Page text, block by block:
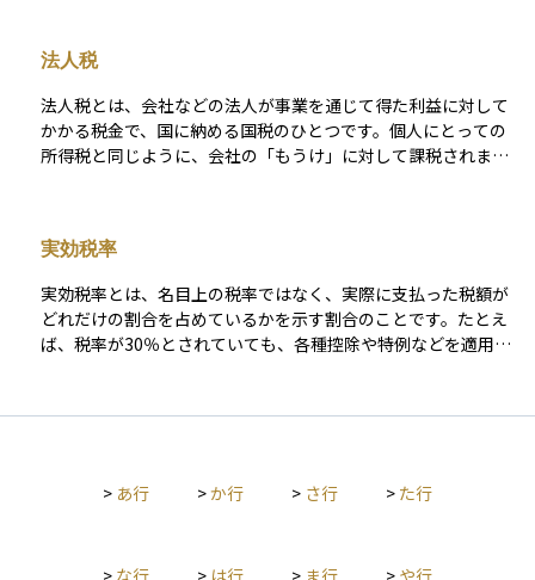
法人税
法人税とは、会社などの法人が事業を通じて得た利益に対して
かかる税金で、国に納める国税のひとつです。個人にとっての
所得税と同じように、会社の「もうけ」に対して課税されま
を計算し、決算後に確定申告をして納める「申告納税方式」で
す。利益が出ていない赤字の年でも、申告手続きは必要です。
税率は利益の大きさによって異なり、たとえば中小企業の場
合、課税所得800万円までは軽減税率が適用され、法人税率は1
5％になります。それを超える部分には23.2％の税率がかかりま
は変動します。 また、日本では中小企業に対していくつかの税
制上の優遇措置が設けられています。たとえば、軽減税率のほ
実効税率
実効税率とは、名目上の税率ではなく、実際に支払った税額が
どれだけの割合を占めているかを示す割合のことです。たとえ
ば、税率が30％とされていても、各種控除や特例などを適用し
断においてとても重要です。なぜなら、同じ利益でも企業によ
売却益などにかかる税金の実効税率を知ることで、手取りの利
解することが、より現実的な資産運用につながります。
> あ行 >か行 > さ行 > た行